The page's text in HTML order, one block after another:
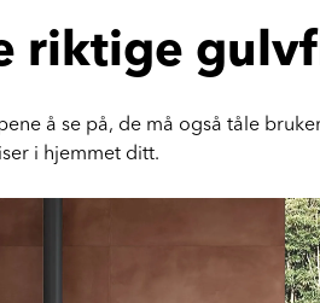
riktige
å se på, de må også tåle
i hjemmet ditt.